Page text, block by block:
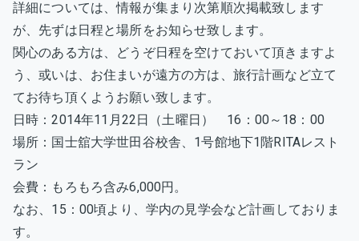
詳細については、情報が集まり次第順次掲載致します
が、先ずは日程と場所をお知らせ致します。
関心のある方は、どうぞ日程を空けておいて頂きますよ
う、或いは、お住まいが遠方の方は、旅行計画など立て
てお待ち頂くようお願い致します。
日時：2014年11月22日（土曜日） 16：00～18：00
場所：国士舘大学世田谷校舎、1号館地下1階RITAレスト
ラン
会費：もろもろ含み6,000円。
なお、15：00頃より、学内の見学会など計画しておりま
す。